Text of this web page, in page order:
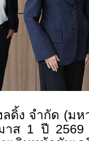
ดิ้ง จำกัด (ม
าส 1 ปี